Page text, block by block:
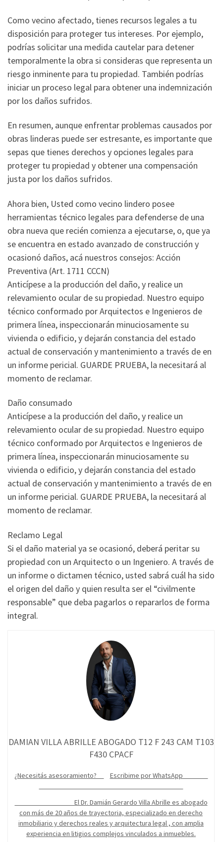
Como vecino afectado, tienes recursos legales a tu
disposición para proteger tus intereses. Por ejemplo,
podrías solicitar una medida cautelar para detener
temporalmente la obra si consideras que representa un
riesgo inminente para tu propiedad. También podrías
iniciar un proceso legal para obtener una indemnización
por los daños sufridos.
En resumen, aunque enfrentar problemas causados por
obras linderas puede ser estresante, es importante que
sepas que tienes derechos y opciones legales para
proteger tu propiedad y obtener una compensación
justa por los daños sufridos.
Ahora bien, Usted como vecino lindero posee
herramientas técnico legales para defenderse de una
obra nueva que recién comienza a ejecutarse, o, que ya
se encuentra en estado avanzado de construcción y
ocasionó daños, acá nuestros consejos: Acción
Preventiva (Art. 1711 CCCN)
Anticípese a la producción del daño, y realice un
relevamiento ocular de su propiedad. Nuestro equipo
técnico conformado por Arquitectos e Ingenieros de
primera línea, inspeccionarán minuciosamente su
vivienda o edificio, y dejarán constancia del estado
actual de conservación y mantenimiento a través de en
un informe pericial. GUARDE PRUEBA, la necesitará al
momento de reclamar.
Daño consumado
Anticípese a la producción del daño, y realice un
relevamiento ocular de su propiedad. Nuestro equipo
técnico conformado por Arquitectos e Ingenieros de
primera línea, inspeccionarán minuciosamente su
vivienda o edificio, y dejarán constancia del estado
actual de conservación y mantenimiento a través de en
un informe pericial. GUARDE PRUEBA, la necesitará al
momento de reclamar.
Reclamo Legal
Si el daño material ya se ocasionó, deberá peritar su
propiedad con un Arquitecto o un Ingeniero. A través de
un informe o dictamen técnico, usted sabrá cuál ha sido
el origen del daño y quien resulta ser el “civilmente
responsable” que deba pagarlos o repararlos de forma
integral.
DAMIAN VILLA ABRILLE ABOGADO T12 F 243 CAM T103
F430 CPACF
¿Necesitás asesoramiento? Escribime por WhatsApp
El Dr. Damián Gerardo Villa Abrille es abogado
con más de 20 años de trayectoria, especializado en derecho
inmobiliario y derechos reales y arquitectura legal , con amplia
experiencia en litigios complejos vinculados a inmuebles.